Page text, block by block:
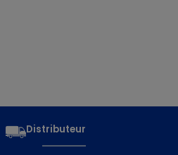
Distributeur